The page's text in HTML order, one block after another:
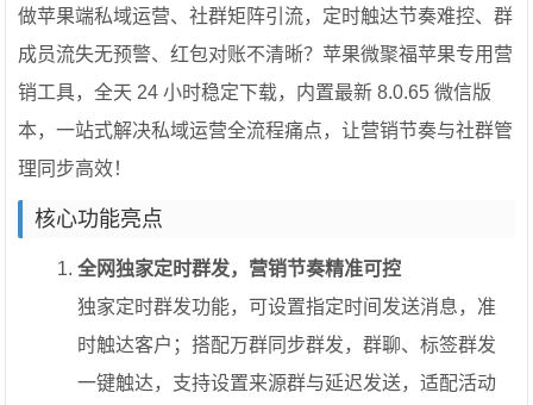
做苹果端私域运营、社群矩阵引流，定时触达节奏难控、群
成员流失无预警、红包对账不清晰？苹果微聚福苹果专用营
销工具，全天 24 小时稳定下载，内置最新 8.0.65 微信版
本，一站式解决私域运营全流程痛点，让营销节奏与社群管
理同步高效！
核心功能亮点
全网独家定时群发，营销节奏精准可控
独家定时群发功能，可设置指定时间发送消息，准
时触达客户；搭配万群同步群发，群聊、标签群发
一键触达，支持设置来源群与延迟发送，适配活动